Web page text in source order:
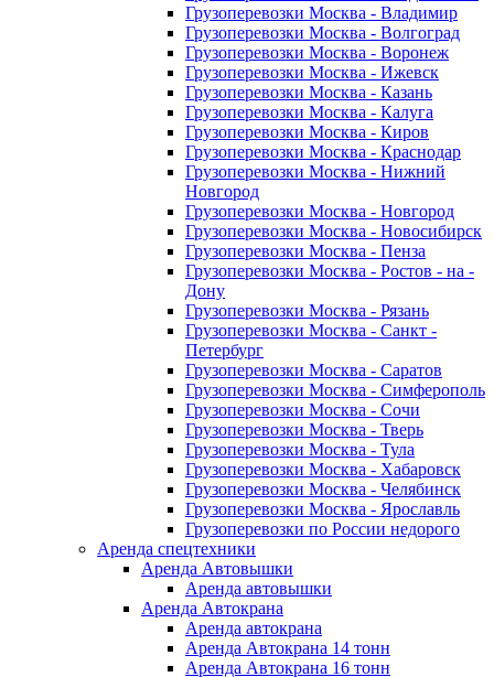
Грузоперевозки Москва - Владимир
Грузоперевозки Москва - Волгоград
Грузоперевозки Москва - Воронеж
Грузоперевозки Москва - Ижевск
Грузоперевозки Москва - Казань
Грузоперевозки Москва - Калуга
Грузоперевозки Москва - Киров
Грузоперевозки Москва - Краснодар
Грузоперевозки Москва - Нижний
Новгород
Грузоперевозки Москва - Новгород
Грузоперевозки Москва - Новосибирск
Грузоперевозки Москва - Пенза
Грузоперевозки Москва - Ростов - на -
Дону
Грузоперевозки Москва - Рязань
Грузоперевозки Москва - Санкт -
Петербург
Грузоперевозки Москва - Саратов
Грузоперевозки Москва - Симферополь
Грузоперевозки Москва - Сочи
Грузоперевозки Москва - Тверь
Грузоперевозки Москва - Тула
Грузоперевозки Москва - Хабаровск
Грузоперевозки Москва - Челябинск
Грузоперевозки Москва - Ярославль
Грузоперевозки по России недорого
Аренда спецтехники
Аренда Автовышки
Аренда автовышки
Аренда Автокрана
Аренда автокрана
Аренда Автокрана 14 тонн
Аренда Автокрана 16 тонн